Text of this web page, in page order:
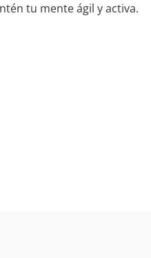
tu mente ágil y activa.